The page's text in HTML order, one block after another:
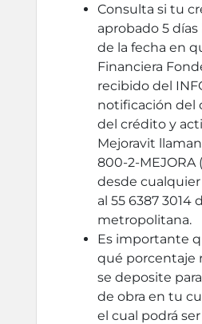
Consulta si tu
aprobado 5
de la fecha en
Financiera
recibido del
notificación del
del crédito y
Mejoravit
800-2-MEJORA
desde
al 55 6387 3014
metropolitana.
Es importante
qué porcentaje
se deposite
de obra en tu
el cual podrá